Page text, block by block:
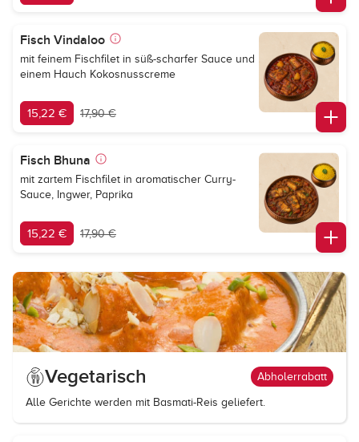
Fisch Vindaloo
mit feinem Fischfilet in süß-scharfer Sauce und
einem Hauch Kokosnusscreme
15,22 € 17,90 €
Fisch Bhuna
mit zartem Fischfilet in aromatischer Curry-
Sauce, Ingwer, Paprika
15,22 € 17,90 €
Vegetarisch Abholerrabatt
Alle Gerichte werden mit Basmati-Reis geliefert.